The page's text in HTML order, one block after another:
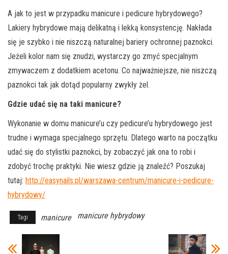
A jak to jest w przypadku manicure i pedicure hybrydowego?
Lakiery hybrydowe mają delikatną i lekką konsystencję. Nakłada
się je szybko i nie niszczą naturalnej bariery ochronnej paznokci.
Jeżeli kolor nam się znudzi, wystarczy go zmyć specjalnym
zmywaczem z dodatkiem acetonu. Co najważniejsze, nie niszczą
paznokci tak jak dotąd popularny zwykły żel.
Gdzie udać się na taki manicure?
Wykonanie w domu manicure’u czy pedicure’u hybrydowego jest
trudne i wymaga specjalnego sprzętu. Dlatego warto na początku
udać się do stylistki paznokci, by zobaczyć jak ona to robi i
zdobyć trochę praktyki. Nie wiesz gdzie ją znaleźć? Poszukaj
tutaj: http://easynails.pl/warszawa-centrum/manicure-i-pedicure-
hybrydowy/
Tagi manicure manicure hybrydowy